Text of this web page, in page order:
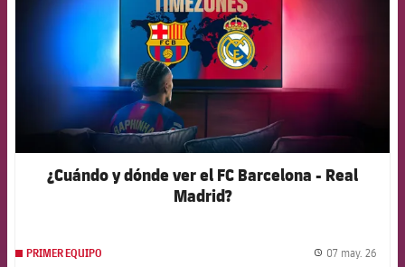
¿Cuándo y dónde ver el FC Barcelona - Real
Madrid?
PRIMER EQUIPO 07 may. 26